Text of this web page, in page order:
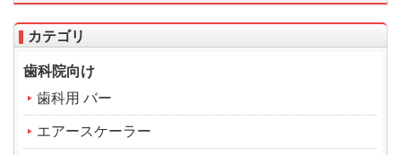
カテゴリ
歯科院向け
歯科用 バー
エアースケーラー